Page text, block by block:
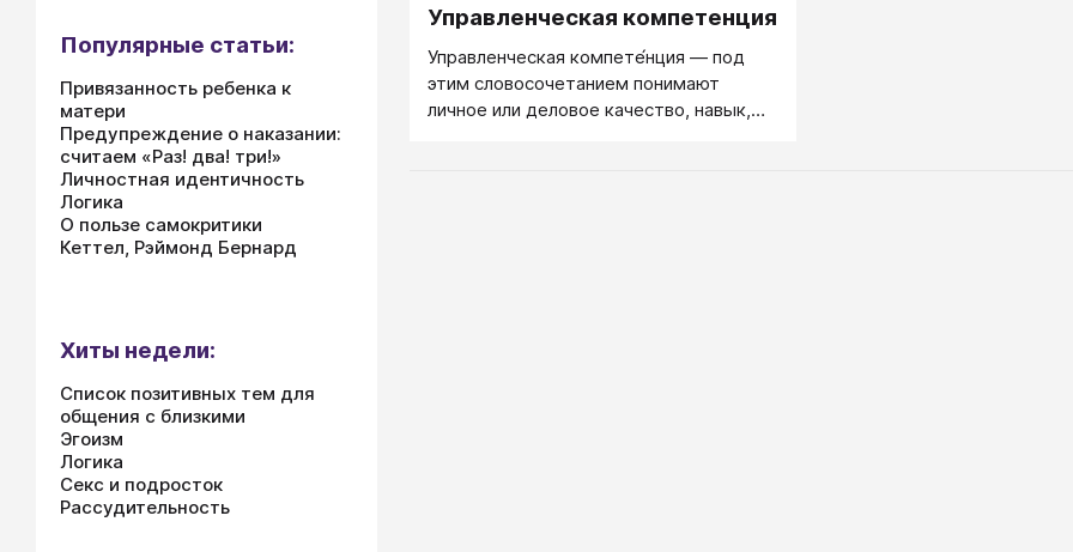
Управленческая компетенция
Управленческая компете́нция ― под
этим словосочетанием понимают
личное или деловое качество, навык,
Популярные статьи:
Привязанность ребенка к
матери
Предупреждение о наказании:
считаем «Раз! два! три!»
Личностная идентичность
Логика
О пользе самокритики
Кеттел, Рэймонд Бернард
Хиты недели:
Список позитивных тем для
общения с близкими
Эгоизм
Логика
Секс и подросток
Рассудительность